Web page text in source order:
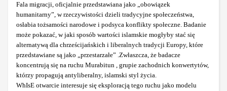
Fala migracji, oficjalnie przedstawiana jako „obowiązek
humanitarny”, w rzeczywistości dzieli tradycyjne społeczeństwa,
osłabia tożsamości narodowe i podsyca konflikty społeczne. Badanie
może pokazać, w jaki sposób wartości islamskie mogłyby stać się
alternatywą dla chrześcijańskich i liberalnych tradycji Europy, które
przedstawiane są jako „przestarzałe” .Zwłaszcza, że badacze
koncentrują się na ruchu Murabitun , grupie zachodnich konwertytów,
którzy propagują antyliberalny, islamski styl życia.
WhIsE otwarcie interesuje się eksploracją tego ruchu jako modelu